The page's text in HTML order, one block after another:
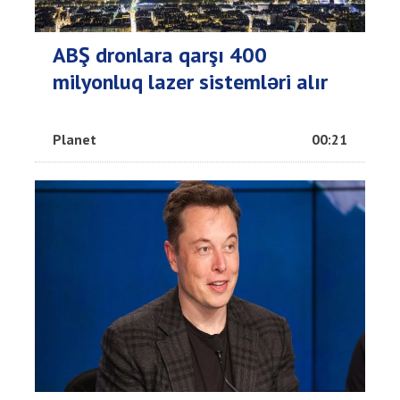
ABŞ dronlara qarşı 400
milyonluq lazer sistemləri alır
Planet 00:21